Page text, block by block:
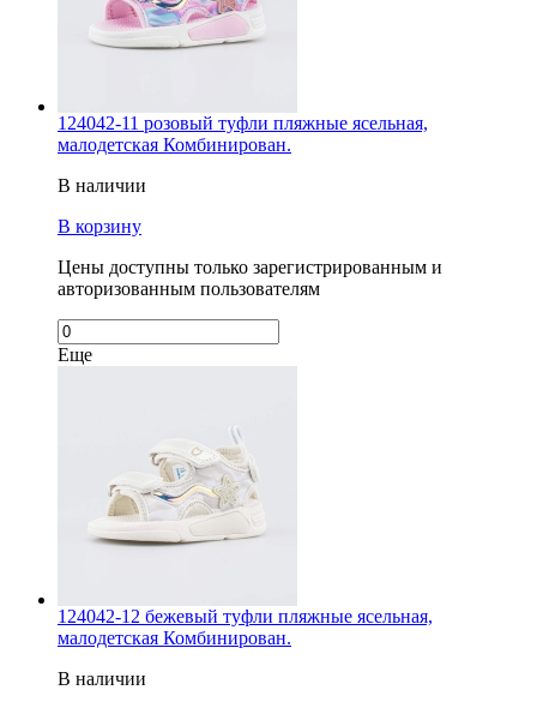
124042-11 розовый туфли пляжные ясельная,
малодетская Комбинирован.
В наличии
В корзину
Цены доступны только зарегистрированным и
авторизованным пользователям
Еще
124042-12 бежевый туфли пляжные ясельная,
малодетская Комбинирован.
В наличии